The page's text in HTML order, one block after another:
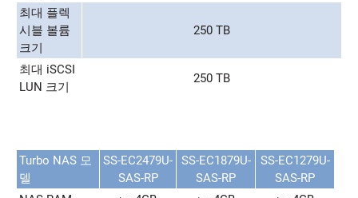
최대 플렉
시블 볼륨
크기
250 TB
최대 iSCSI
LUN 크기
250 TB
Turbo NAS 모
델
SS-EC2479U-
SAS-RP
SS-EC1879U-
SAS-RP
SS-EC1279U-
SAS-RP